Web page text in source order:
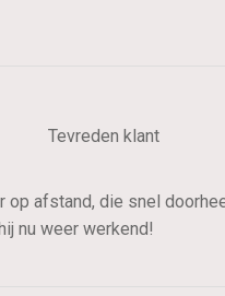
Tevreden klant
op afstand, die snel
nu weer werkend!